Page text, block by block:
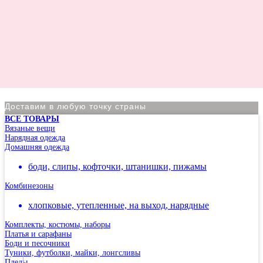
Доставим в любую точку страны
По Москве курьер в день оформления заказа
Вы на сайте Московского филиала
-5% на первый заказ (товар на скидках не участвует в
м.Чертановская.
ВСЕ ТОВАРЫ
Вязаные вещи
Нарядная одежда
Домашняя одежда
боди, слипы, кофточки, штанишки, пижамы
Комбинезоны
хлопковые, утепленные, на выход, нарядные
Комплекты, костюмы, наборы
Платья и сарафаны
Боди и песочники
Туники, футболки, майки, лонгсливы